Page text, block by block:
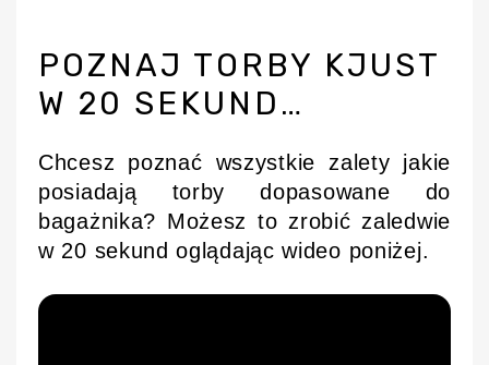
POZNAJ TORBY KJUST
W 20 SEKUND…
Chcesz poznać wszystkie zalety jakie
posiadają torby dopasowane do
bagażnika? Możesz to zrobić zaledwie
w 20 sekund oglądając wideo poniżej.